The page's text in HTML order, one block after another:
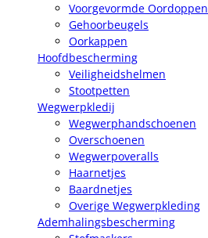
Voorgevormde Oordoppen
Gehoorbeugels
Oorkappen
Hoofdbescherming
Veiligheidshelmen
Stootpetten
Wegwerpkledij
Wegwerphandschoenen
Overschoenen
Wegwerpoveralls
Haarnetjes
Baardnetjes
Overige Wegwerpkleding
Ademhalingsbescherming